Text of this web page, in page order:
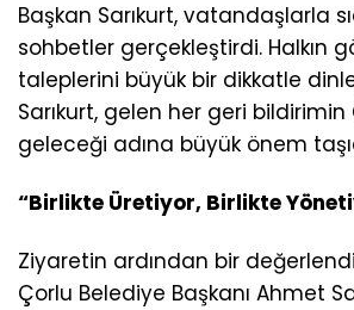
Başkan Sarıkurt, vatandaşlarla
sohbetler gerçekleştirdi. Halkın
taleplerini büyük bir dikkatle
Sarıkurt, gelen her geri bildirimin
geleceği adına büyük önem
“Birlikte Üretiyor, Birlikte
Ziyaretin ardından bir
Çorlu Belediye Başkanı Ahmet